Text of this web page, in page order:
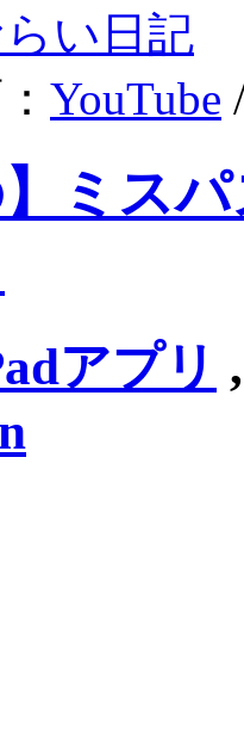
い日記
YouTube
】ミス
アプリ